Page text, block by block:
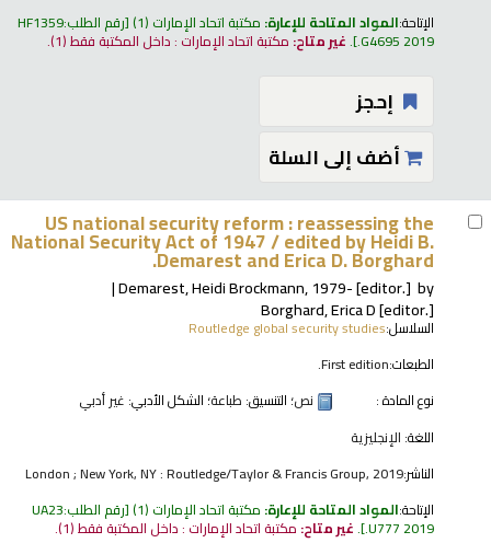
الإتاحة:المواد المتاحة للإعارة: مكتبة اتحاد الإمارات (1) رقم الطلب:HF1359
.G4695 2019
.غير متاح:مكتبة اتحاد الإمارات : داخل المكتبة فقط(1).
إحجز
أضف إلى السلة
US national security reform : reassessing the
National Security Act of 1947 /edited by Heidi B.
Demarest and Erica D. Borghard.
by
Demarest, Heidi Brockmann, 1979-[editor.]
Borghard, Erica D[editor.]
السلاسل:Routledge global security studies
الطبعات:First edition.
نوع المادة :
نص؛ التنسيق: طباعة؛ الشكل الأدبي: غير أدبي
اللغة: الإنجليزية
الناشر:London ; New York, NY : Routledge/Taylor & Francis Group, 2019
الإتاحة:المواد المتاحة للإعارة: مكتبة اتحاد الإمارات (1) رقم الطلب:UA23
.U777 2019
.غير متاح:مكتبة اتحاد الإمارات : داخل المكتبة فقط(1).